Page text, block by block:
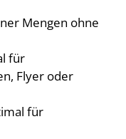
Mengen ohne
für
Flyer oder
für